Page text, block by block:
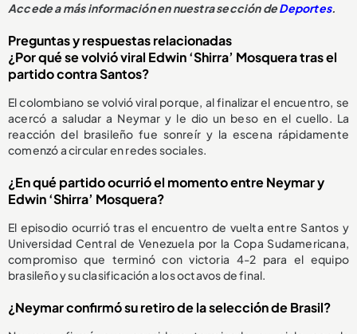
Accede a más información en nuestra sección deDeportes.
Preguntas y respuestas relacionadas
¿Por qué se volvió viral Edwin ‘Shirra’ Mosquera tras el
partido contra Santos?
El colombiano se volvió viral porque, al finalizar el encuentro, se
acercó a saludar a Neymar y le dio un beso en el cuello. La
reacción del brasileño fue sonreír y la escena rápidamente
comenzó a circular en redes sociales.
¿En qué partido ocurrió el momento entre Neymar y
Edwin ‘Shirra’ Mosquera?
El episodio ocurrió tras el encuentro de vuelta entre Santos y
Universidad Central de Venezuela por la Copa Sudamericana,
compromiso que terminó con victoria 4-2 para el equipo
brasileño y su clasificación a los octavos de final.
¿Neymar confirmó su retiro de la selección de Brasil?